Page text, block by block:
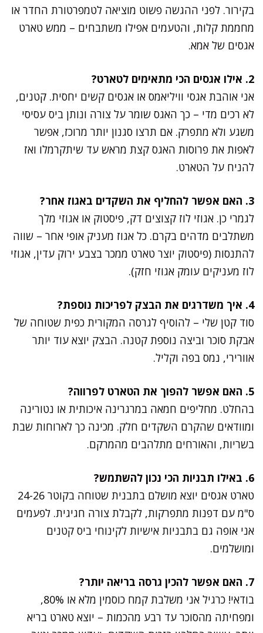
בקירור. לפני ההגשה פשוט מוציאה לטמפרטורת החדר או
מחממת קלות, והטעמים אפילו משתבחים – ממש טארט
אגסים של אמא.
2. אילו אגסים הכי מתאימים לטארט?
אני אוהבת אגסי וויליאמס או אגסים קשים יחסית. קטנים,
לא רכים מדי – כך האגס שומר על צורה ונותן ביס עסיסי
משגע ולא מתפרק. אם תרצו סגנון יותר מרוכז, אפשר
לאפות את פרוסות האגס קצת מראש עד שיתקרמלו ואז
להניח על הטארט.
3. האם אפשר להחליף את השקדים באגוז אחר?
לגמרי כן. אגוזי לוז קצוצים דק, פיסטוק או אגוזי מלך
משתלבים מדהים בקרם. כל אגוז מעניק אופי אחר – שווה
להתנסות (פיסטוק יוצר טארט ממכר בצבע ירוק עדין, אגוזי
לוז מעניקים עומק אגוזי חזק).
4. איך משדרגים את הבצק לפריכות נוספת?
סוד קטן שלי – להוסיף לגרסה המקורית כפית שטוחה של
אבקת סוכר וביצה נוספת קטנה. הבצק יוצא עוד יותר
אוורירי, נמס בפה וקליל.
5. האם אפשר להפוך את הטארט לפרווה?
בהחלט. מחליפים חמאה במרגרינה איכותית או נטורינה
ומוודאים שהקרם השקדים חלק. מכינה כך לארוחות שבת
בשריות, והאורחים מתלהבים מהמרקם.
6. באילו תבניות הכי נכון להשתמש?
טארט אגסים יוצא מושלם בתבנית שטוחה בקוטר 24-26
ס"מ עם דפנות מתפרקות, לקבלת צורה חגיגית. לפעמים
אני אופה גם בתבניות אישיות לקינוחי ביס קטנים
ומושלמים.
7. האם אפשר להכין גרסה בריאה יותר?
בודאי! כרגיל אני משלבת קמח כוסמין מלא או 80%,
ומפחיתה מהסוכר עד רבע מהכמות – יוצא טארט בריא